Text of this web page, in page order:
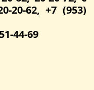
20-62, +7 (953)
44-69